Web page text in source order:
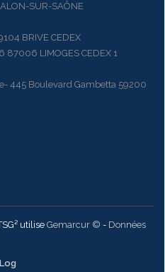
SUR-SAÔNE
BRIVE CEDEX
LIMOGES CEDEX 1
445 Boulevard Gambetta 59200
utilise Gemarcur © - Données